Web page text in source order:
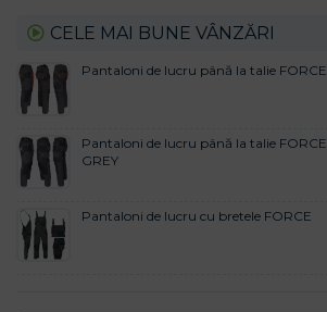
CELE MAI BUNE VÂNZĂRI
Pantaloni de lucru până la talie FORCE
Pantaloni de lucru până la talie FORCE
GREY
Pantaloni de lucru cu bretele FORCE